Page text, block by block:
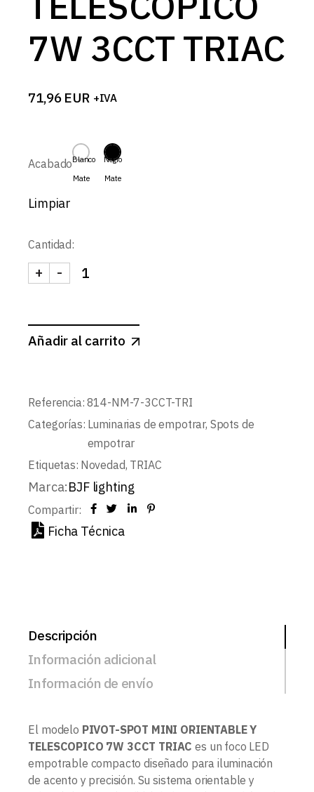
7W 3CCT TRIAC
71,96 EUR +IVA
AcabadoBlanco
Mate
Negro
Mate
Limpiar
Cantidad:
PIVOT-SPOT MINI ORIENTABLE Y
-
+
Añadir al carrito
Referencia: 814-NM-7-3CCT-TRI
Categorías: Luminarias de empotrar, Spots de
empotrar
Etiquetas: Novedad, TRIAC
Marca:BJF lighting
Compartir:
Ficha Técnica
Descripción
Información adicional
Información de envío
El modelo PIVOT-SPOT MINI ORIENTABLE Y
TELESCOPICO 7W 3CCT TRIAC es un foco LED
empotrable compacto diseñado para iluminación
de acento y precisión. Su sistema orientable y